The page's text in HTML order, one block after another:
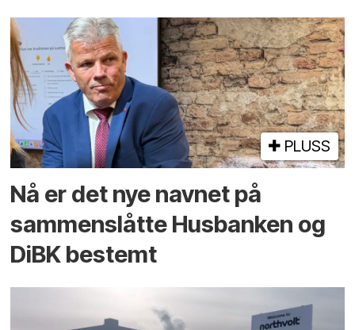
PLUSS
Nå er det nye navnet på
sammenslåtte Husbanken og
DiBK bestemt